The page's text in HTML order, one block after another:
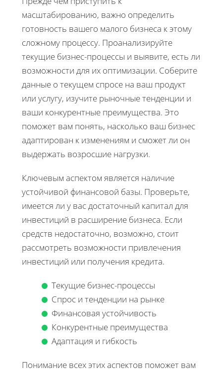
масштабированию, важно определить
готовность вашего малого бизнеса к этому
сложному процессу. Проанализируйте
текущие бизнес-процессы и выявите, есть ли
возможности для их оптимизации. Соберите
данные о текущем спросе на ваш продукт
или услугу, изучите рыночные тенденции и
ваши конкурентные преимущества. Это
поможет вам понять, насколько ваш бизнес
адаптирован к изменениям и сможет ли он
выдержать возросшие нагрузки.
Ключевым аспектом является наличие
устойчивой финансовой базы. Проверьте,
имеется ли у вас достаточный капитал для
инвестиций в расширение бизнеса. Если
средств недостаточно, возможно, стоит
рассмотреть возможности привлечения
инвестиций или получения кредита.
Текущие бизнес-процессы
Спрос и тенденции на рынке
Финансовая устойчивость
Конкурентные преимущества
Адаптация и гибкость
Понимание всех этих аспектов поможет вам